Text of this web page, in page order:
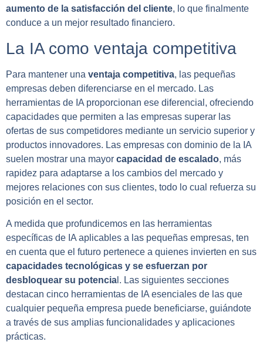
aumento de la satisfacción del cliente, lo que finalmente
conduce a un mejor resultado financiero.
La IA como ventaja competitiva
Para mantener una ventaja competitiva, las pequeñas
empresas deben diferenciarse en el mercado. Las
herramientas de IA proporcionan ese diferencial, ofreciendo
capacidades que permiten a las empresas superar las
ofertas de sus competidores mediante un servicio superior y
productos innovadores. Las empresas con dominio de la IA
suelen mostrar una mayor capacidad de escalado, más
rapidez para adaptarse a los cambios del mercado y
mejores relaciones con sus clientes, todo lo cual refuerza su
posición en el sector.
A medida que profundicemos en las herramientas
específicas de IA aplicables a las pequeñas empresas, ten
en cuenta que el futuro pertenece a quienes invierten en sus
capacidades tecnológicas y se esfuerzan por
desbloquear su potencia l. Las siguientes secciones
destacan cinco herramientas de IA esenciales de las que
cualquier pequeña empresa puede beneficiarse, guiándote
a través de sus amplias funcionalidades y aplicaciones
prácticas.